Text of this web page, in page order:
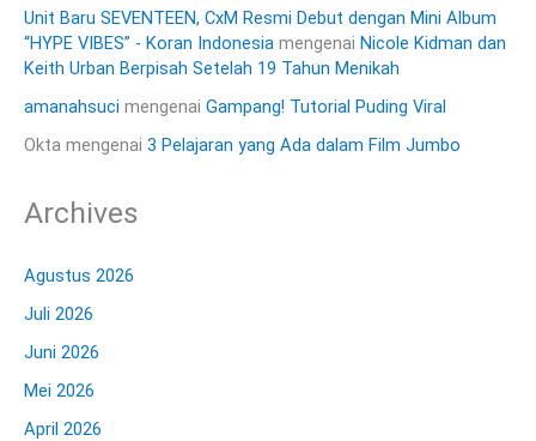
Unit Baru SEVENTEEN, CxM Resmi Debut dengan Mini Album
“HYPE VIBES” - Koran Indonesia mengenai Nicole Kidman dan
Keith Urban Berpisah Setelah 19 Tahun Menikah
amanahsuci mengenai Gampang! Tutorial Puding Viral
Okta mengenai 3 Pelajaran yang Ada dalam Film Jumbo
Archives
Agustus 2026
Juli 2026
Juni 2026
Mei 2026
April 2026